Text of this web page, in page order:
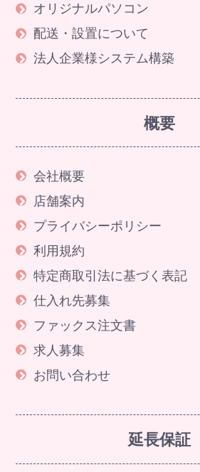
オリジナルパソコン
配送・設置について
法人企業様システム構築
概要
会社概要
店舗案内
プライバシーポリシー
利用規約
特定商取引法に基づく表記
仕入れ先募集
ファックス注文書
求人募集
お問い合わせ
延長保証